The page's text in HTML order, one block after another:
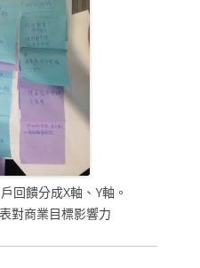
回饋分成X軸、Y軸。
對商業目標影響力